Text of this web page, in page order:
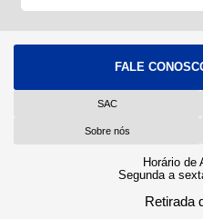
FALE
SAC
Sobre nós
Horário de
Segunda a
Retirada